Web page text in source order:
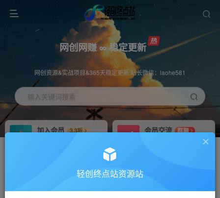
网创网赚 ∞ 稳定更新
网创资源&实战项目&365天稳定更新 站长微信：laohe581
输入关键词搜索
加入会员
3.3折
会员交流
群聊
推广返佣高达70%轻创终点站资源站